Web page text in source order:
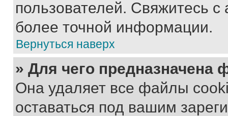
пользователей. Свяжитесь
более точной информации.
Вернуться наверх
» Для чего предназначена
Она удаляет все файлы
оставаться под вашим